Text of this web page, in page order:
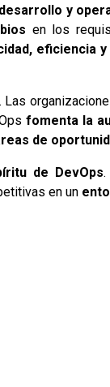
y
en los
eficiencia y
. Las
fomenta la
de
de DevOps
en un